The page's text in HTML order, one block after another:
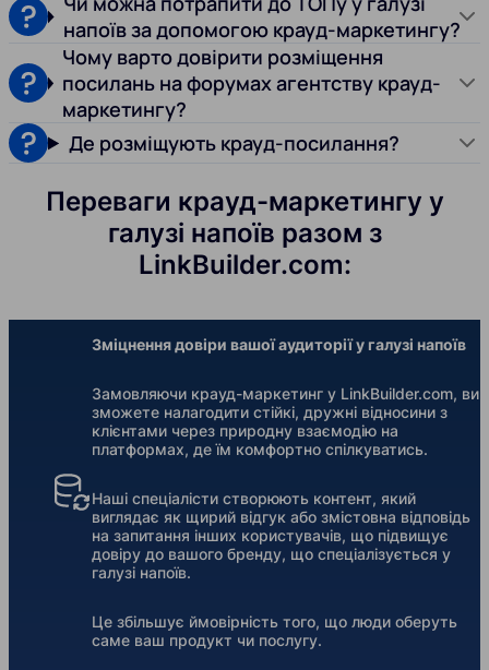
напоїв за допомогою крауд-маркетингу?
Чому варто довірити розміщення
посилань на форумах агентству крауд-
маркетингу?
Де розміщують крауд-посилання?
Переваги крауд-маркетингу у
галузі напоїв разом з
LinkBuilder.com:
Зміцнення довіри вашої аудиторії у галузі напоїв
Замовляючи крауд-маркетинг у LinkBuilder.com, ви
зможете налагодити стійкі, дружні відносини з
клієнтами через природну взаємодію на
платформах, де їм комфортно спілкуватись.
Наші спеціалісти створюють контент, який
виглядає як щирий відгук або змістовна відповідь
на запитання інших користувачів, що підвищує
довіру до вашого бренду, що спеціалізується у
галузі напоїв.
Це збільшує ймовірність того, що люди оберуть
саме ваш продукт чи послугу.